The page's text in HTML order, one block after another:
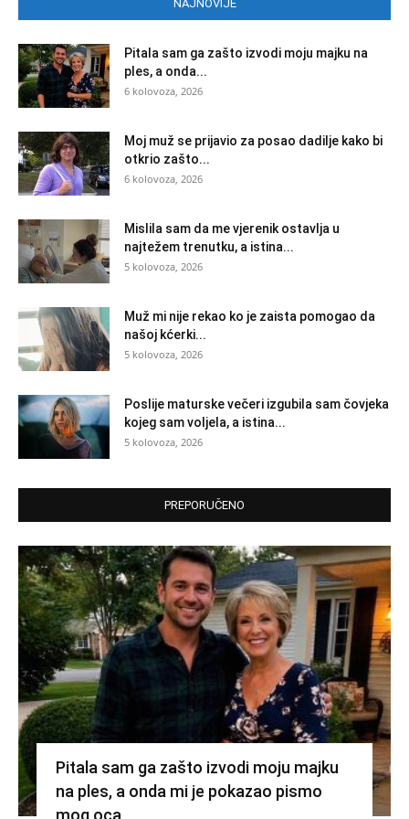
NAJNOVIJE
Pitala sam ga zašto izvodi moju majku na
ples, a onda...
6 kolovoza, 2026
Moj muž se prijavio za posao dadilje kako bi
otkrio zašto...
6 kolovoza, 2026
Mislila sam da me vjerenik ostavlja u
najtežem trenutku, a istina...
5 kolovoza, 2026
Muž mi nije rekao ko je zaista pomogao da
našoj kćerki...
5 kolovoza, 2026
Poslije maturske večeri izgubila sam čovjeka
kojeg sam voljela, a istina...
5 kolovoza, 2026
PREPORUČENO
Pitala sam ga zašto izvodi moju majku
na ples, a onda mi je pokazao pismo
mog oca